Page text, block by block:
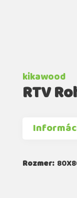
kikawood
RTV
Rozmer: